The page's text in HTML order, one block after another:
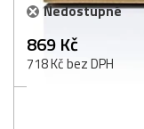
Nedostupné
869 Kč
718 Kč bez DPH